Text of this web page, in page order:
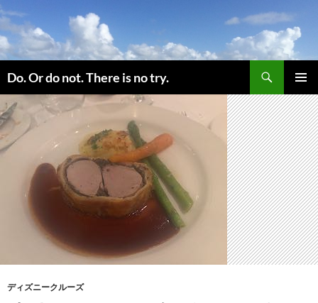
コ
ン
テ
ン
ツ
へ
ス
キ
ッ
Do. Or do not. There is no try.
索
メインメ
ニュー
ディズニークルーズ